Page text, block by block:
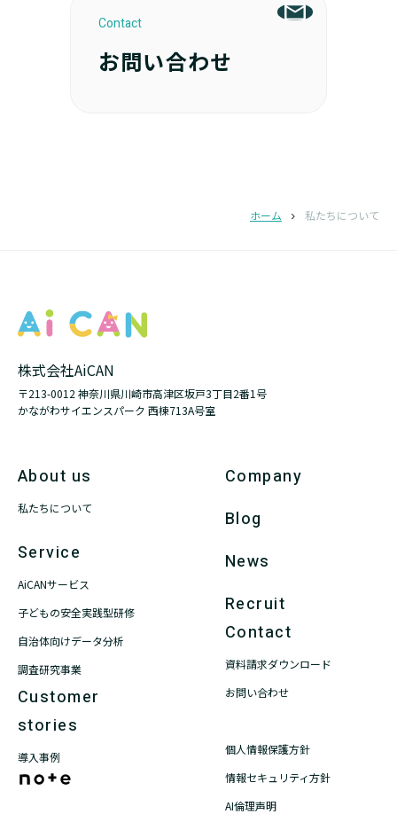
Contact
お問い合わせ
ホーム 私たちについて
株式会社AiCAN
〒213-0012 神奈川県川崎市高津区坂戸3丁目2番1号
かながわサイエンスパーク 西棟713A号室
About us
私たちについて
Service
AiCANサービス
子どもの安全実践型研修
自治体向けデータ分析
調査研究事業
Customer
stories
導入事例
Company
Blog
News
Recruit
Contact
資料請求ダウンロード
お問い合わせ
個人情報保護方針
情報セキュリティ方針
AI倫理声明